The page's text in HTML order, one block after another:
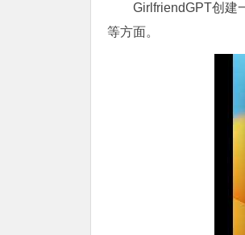
GirlfriendGPT创建
等方面。